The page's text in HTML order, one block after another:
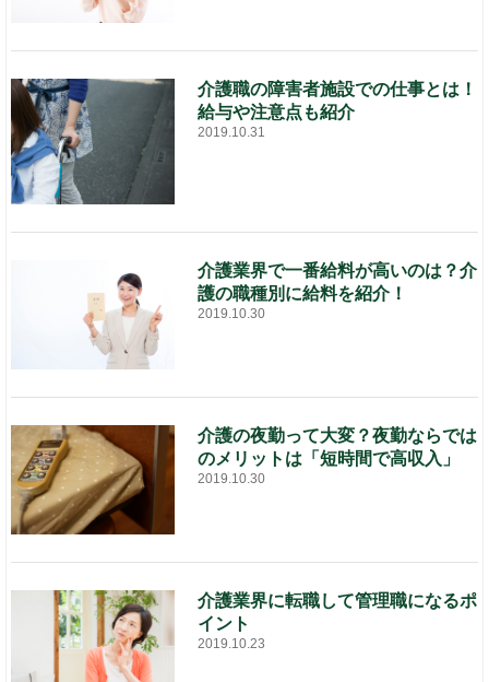
介護職の障害者施設での仕事とは！
給与や注意点も紹介
2019.10.31
介護業界で一番給料が高いのは？介
護の職種別に給料を紹介！
2019.10.30
介護の夜勤って大変？夜勤ならでは
のメリットは「短時間で高収入」
2019.10.30
介護業界に転職して管理職になるポ
イント
2019.10.23